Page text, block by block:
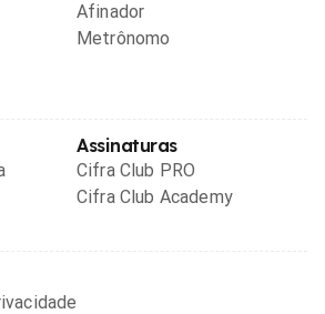
Afinador
Metrônomo
Assinaturas
Cifra Club PRO
Cifra Club Academy